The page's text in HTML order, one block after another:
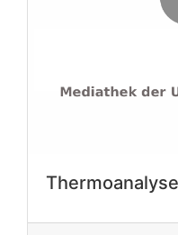
Thermoanalyse